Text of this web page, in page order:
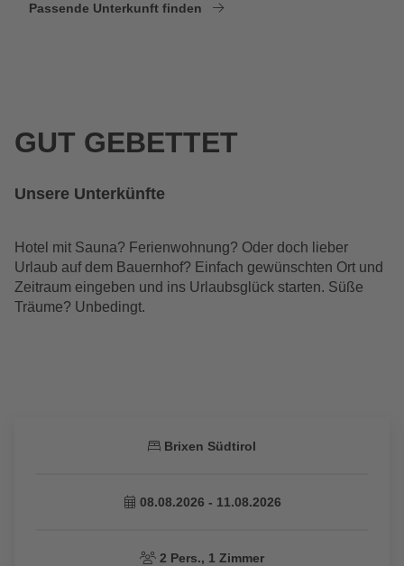
Passende Unterkunft finden
GUT GEBETTET
Unsere Unterkünfte
Hotel mit Sauna? Ferienwohnung? Oder doch lieber
Urlaub auf dem Bauernhof? Einfach gewünschten Ort und
Zeitraum eingeben und ins Urlaubsglück starten. Süße
Träume? Unbedingt.
Brixen Südtirol
08.08.2026 - 11.08.2026
2 Pers., 1 Zimmer